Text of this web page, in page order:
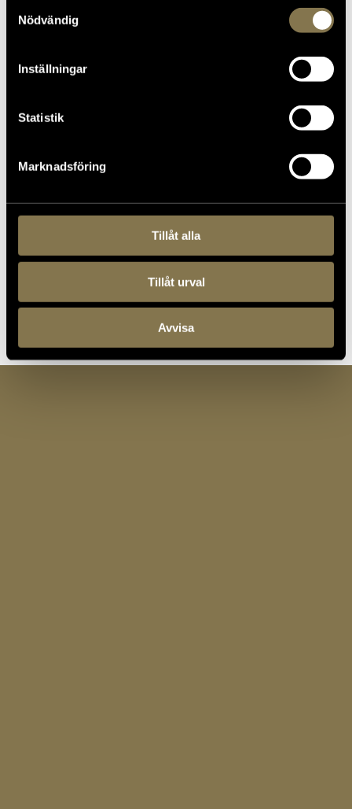
Nödvändig
Inställningar
Statistik
Marknadsföring
Tillåt alla
Tillåt urval
Avvisa
till museets entré och det går även att låsa fast
barnvagnar utomhus på särskild plats utanför
Intill museets butik finns en garderob.
garderoben hittar ni också några låsbara skåp.
matsäcksätning. Den känsliga miljön gör att det
inte är tillåtet att äta eller dricka i museets